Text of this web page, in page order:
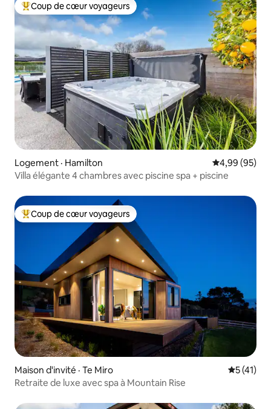
Coup de cœur voyageurs parmi les plus aimés
Coup de cœur voyageurs
Logement · Hamilton Note
4,99 (95)
Villa élégante 4 chambres avec piscine spa + piscine
Coup de cœur voyageurs parmi les plus aimés
Coup de cœur voyageurs
Maison d'invité · Te Miro Note
5 (41)
Retraite de luxe avec spa à Mountain Rise